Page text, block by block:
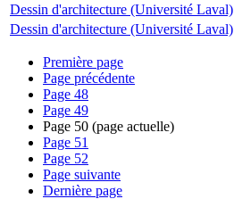
Dessin d'architecture (Université Laval)
Dessin d'architecture (Université Laval)
Première page
Page précédente
Page 48
Page 49
Page 50 (page actuelle)
Page 51
Page 52
Page suivante
Dernière page